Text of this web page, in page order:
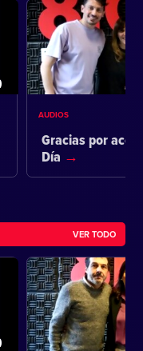
AUDIOS
Gracias por
Día
VER TODO